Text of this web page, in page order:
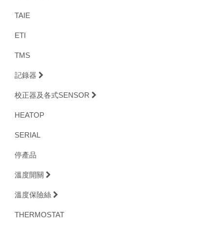
TAIE
ETI
TMS
記錄器
校正器及各式SENSOR
HEATOP
SERIAL
停產品
溫度開關
溫度保險絲
THERMOSTAT